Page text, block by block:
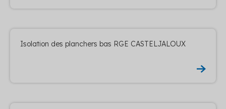
Isolation des planchers bas RGE CASTELJALOUX